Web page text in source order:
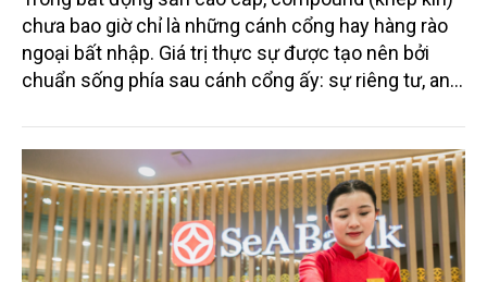
chưa bao giờ chỉ là những cánh cổng hay hàng rào
ngoại bất nhập. Giá trị thực sự được tạo nên bởi
chuẩn sống phía sau cánh cổng ấy: sự riêng tư, an
vụ được thiết kế dành riêng cho họ.